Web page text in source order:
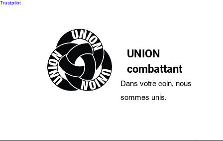
Trustpilot
UNION
combattant
Dans votre coin, nous
sommes unis.